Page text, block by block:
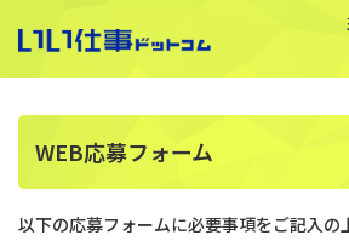
WEB応募フォーム
以下の応募フォームに必要事項をご記入の